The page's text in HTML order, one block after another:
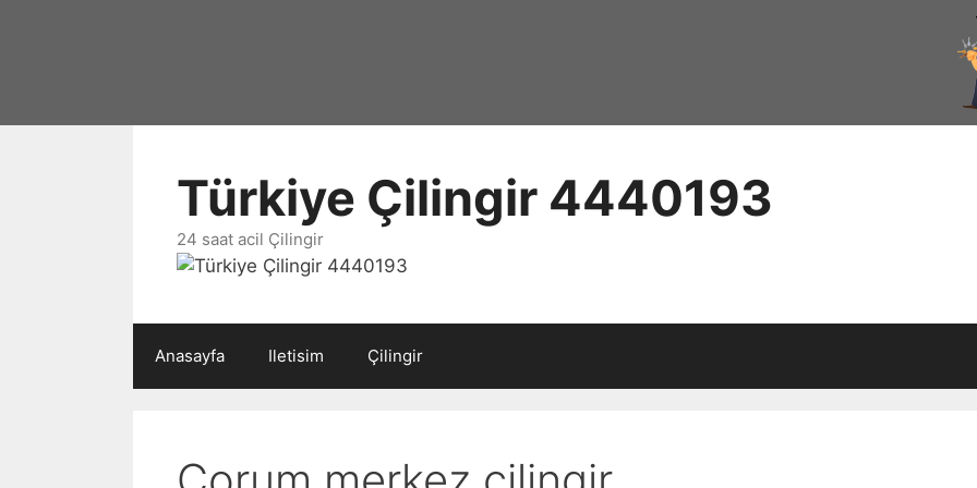
Türkiye Çilingir 4440193
24 saat acil Çilingir
Anasayfa Iletisim Çilingir